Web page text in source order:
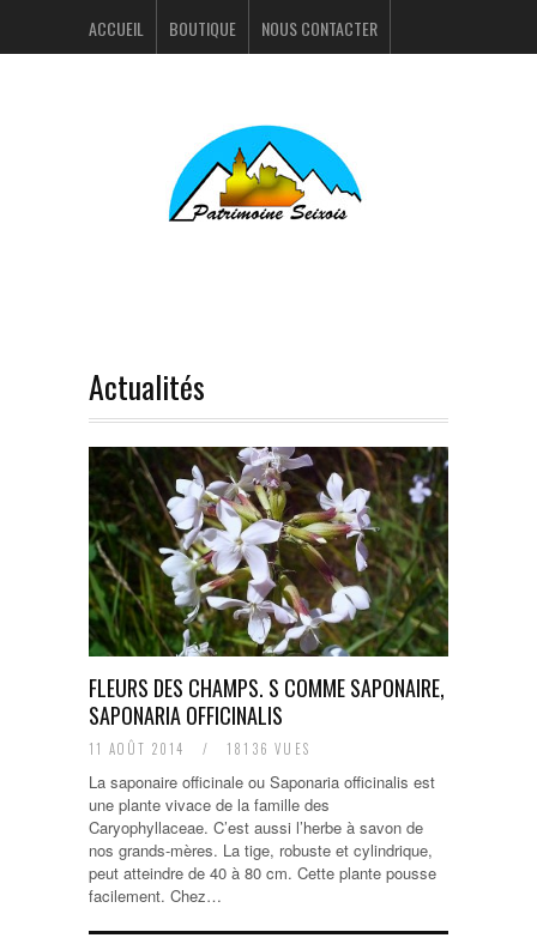
ACCUEIL BOUTIQUE NOUS CONTACTER
Actualités
FLEURS DES CHAMPS. S COMME SAPONAIRE,
SAPONARIA OFFICINALIS
11 AOÛT 2014 / 18136 VUES
La saponaire officinale ou Saponaria officinalis est
une plante vivace de la famille des
Caryophyllaceae. C’est aussi l’herbe à savon de
nos grands-mères. La tige, robuste et cylindrique,
peut atteindre de 40 à 80 cm. Cette plante pousse
facilement. Chez…